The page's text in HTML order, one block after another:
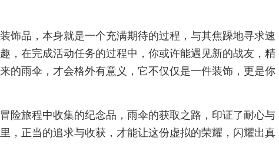
饰品，本身就是一个充满期待的过程，与其焦躁地寻求速
，在完成活动任务的过程中，你或许能遇见新的战友，精
的雨伞，才会格外有意义，它不仅仅是一件装饰，更是你
险旅程中收集的纪念品，雨伞的获取之路，印证了耐心与
，正当的追求与收获，才能让这份虚拟的荣耀，闪耀出真